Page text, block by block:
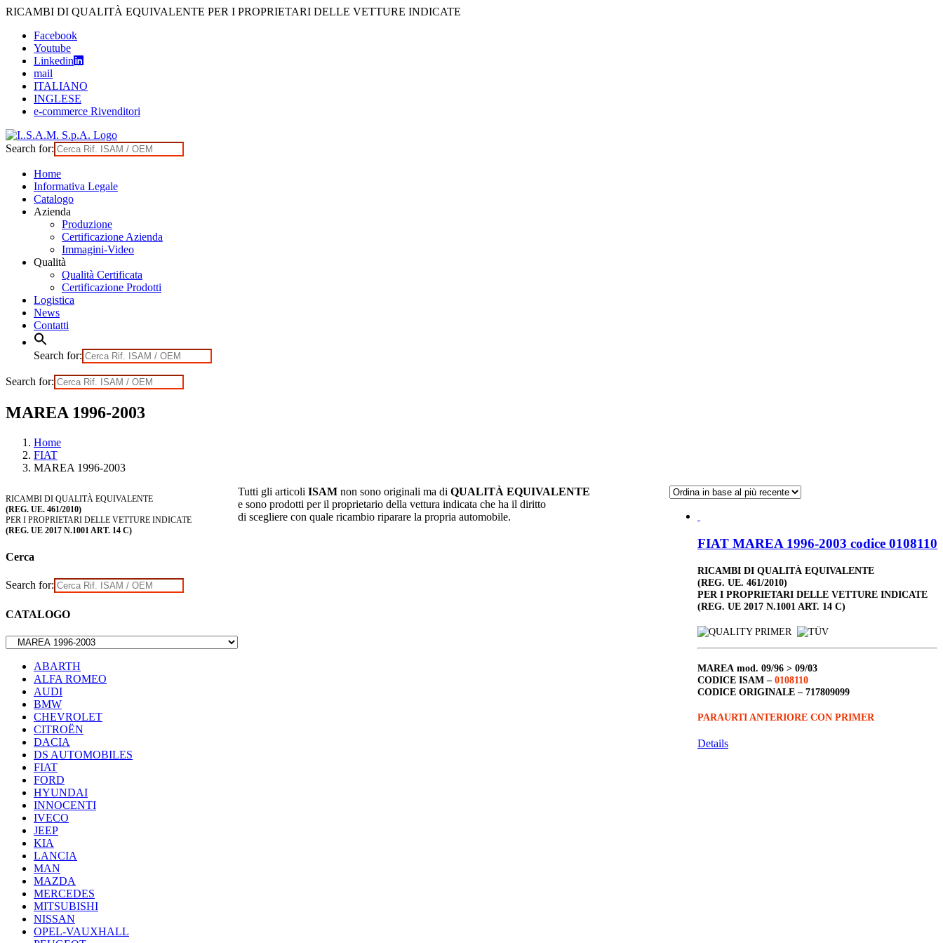
Skip
content
RICAMBI DI QUALITÀ EQUIVALENTE PER I PROPRIETARI DELLE VETTURE INDICATE
Facebook
Youtube
Linkedin
mail
ITALIANO
INGLESE
e-commerce Rivenditori
Search for:
Home
Informativa Legale
Catalogo
Azienda
Produzione
Certificazione Azienda
Immagini-Video
Qualità
Qualità Certificata
Certificazione Prodotti
Logistica
News
Contatti
Search for:
Search for:
MAREA 1996-2003
Home
FIAT
MAREA 1996-2003
FIAT MAREA 1996-2003 codice 0108110
RICAMBI DI QUALITÀ EQUIVALENTE
(REG. UE. 461/2010)
PER I PROPRIETARI DELLE VETTURE INDICATE
(REG. UE 2017 N.1001 ART. 14 C)
MAREA mod. 09/96 > 09/03
CODICE ISAM – 0108110
CODICE ORIGINALE – 717809099
PARAURTI ANTERIORE CON PRIMER
Details
RICAMBI DI QUALITÀ EQUIVALENTE
(REG. UE. 461/2010)
PER I PROPRIETARI DELLE VETTURE INDICATE
(REG. UE 2017 N.1001 ART. 14 C)
Cerca
Search for:
CATALOGO
ABARTH
ALFA ROMEO
AUDI
BMW
CHEVROLET
CITROËN
DACIA
DS AUTOMOBILES
FIAT
FORD
HYUNDAI
INNOCENTI
IVECO
JEEP
KIA
LANCIA
MAN
MAZDA
MERCEDES
MITSUBISHI
NISSAN
OPEL-VAUXHALL
Tutti gli articoli ISAM non sono originali ma di QUALITÀ EQUIVALENTE
e sono prodotti per il proprietario della vettura indicata che ha il diritto
di scegliere con quale ricambio riparare la propria automobile.